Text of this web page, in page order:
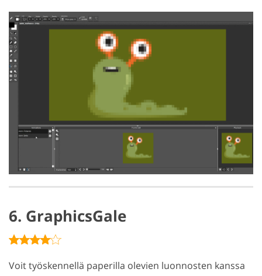
6. GraphicsGale
Voit työskennellä paperilla olevien luonnosten kanssa